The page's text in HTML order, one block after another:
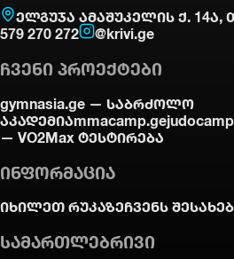
ელგუჯა ამაშუკელის ქ. 14ა,
579 270 272 @krivi.ge
ᲩᲕᲔᲜᲘ ᲞᲠᲝᲔᲥᲢᲔᲑᲘ
gymnasia.ge — საბრძოლო
აკადემიაmmacamp.ge
—VO2Max ტესტირება
ᲘᲜᲤᲝᲠᲛᲐᲪᲘᲐ
იხილეთ რუკაზეჩვენს შესახებ
ᲡᲐᲛᲐᲠᲗᲚᲔᲑᲠᲘᲕᲘ